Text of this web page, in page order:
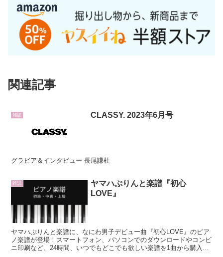
関連記事
雑誌 CLASSY. 2023年6月号
グラビア＆インタビュー 長尾謙杜
雑誌
ヤマハぷりんと楽譜『初心
LOVE』
ヤマハぷりんと楽譜に、なにわ男子デビュー曲『初心LOVE』のピア
ノ楽譜が登場！スマートフォン、パソコンでのダウンロードやコンビ
ニ印刷など、24時間、いつでもどこでも欲しい楽譜を1曲から購入可